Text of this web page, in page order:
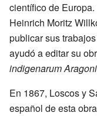
científico de
Heinrich Moritz
publicar sus
ayudó a editar su
indigenarum
En 1867, Loscos y
español de esta